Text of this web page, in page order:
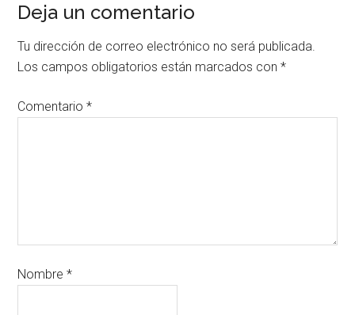
Deja un comentario
Tu dirección de correo electrónico no será publicada.
Los campos obligatorios están marcados con*
Comentario*
Nombre*